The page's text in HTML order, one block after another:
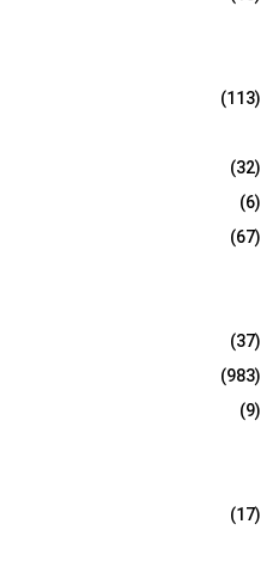
(113)
(32)
(6)
(67)
(37)
(983)
(9)
(17)